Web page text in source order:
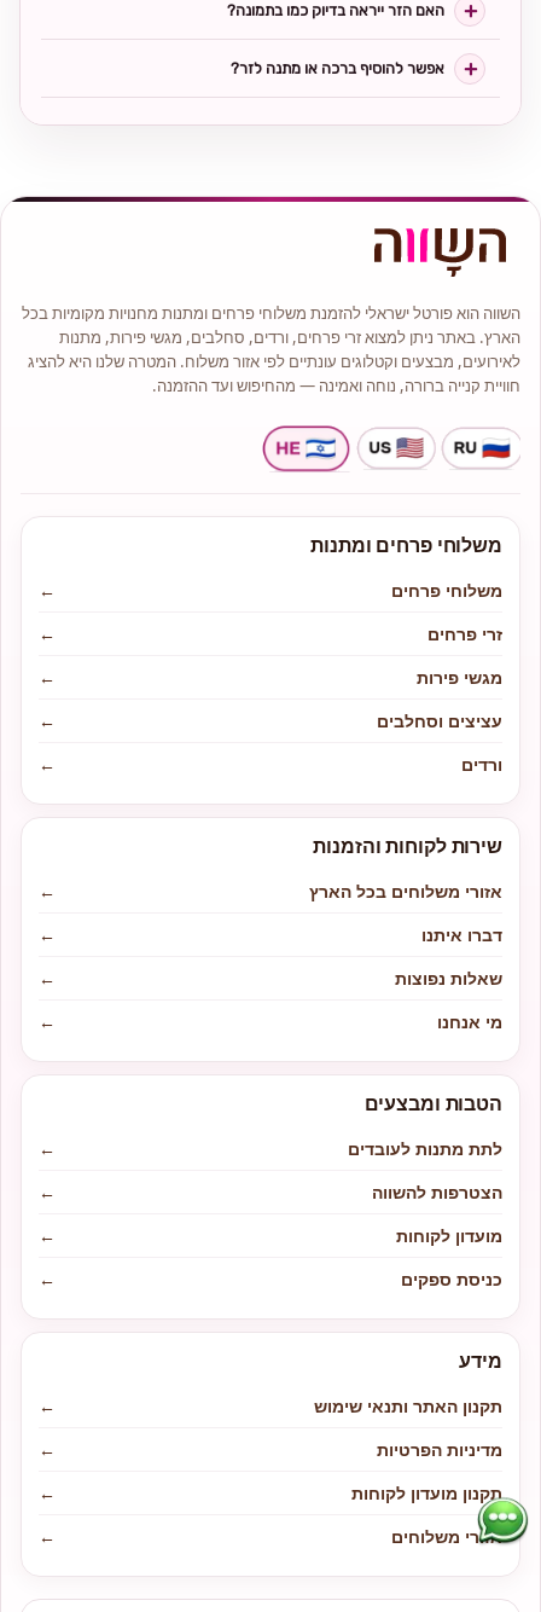
האם הזר ייראה בדיוק כמו בתמונה?
אפשר להוסיף ברכה או מתנה לזר?
השווה הוא פורטל ישראלי להזמנת משלוחי פרחים ומתנות מחנויות מקומיות בכל
הארץ. באתר ניתן למצוא זרי פרחים, ורדים, סחלבים, מגשי פירות, מתנות
לאירועים, מבצעים וקטלוגים עונתיים לפי אזור משלוח. המטרה שלנו היא להציג
חוויית קנייה ברורה, נוחה ואמינה — מהחיפוש ועד ההזמנה.
משלוחי פרחים ומתנות
משלוחי פרחים
←
זרי פרחים
←
מגשי פירות
←
עציצים וסחלבים
←
ורדים
←
שירות לקוחות והזמנות
אזורי משלוחים בכל הארץ
←
דברו איתנו
←
שאלות נפוצות
←
מי אנחנו
←
הטבות ומבצעים
לתת מתנות לעובדים
←
הצטרפות להשווה
←
מועדון לקוחות
←
כניסת ספקים
←
מידע
תקנון האתר ותנאי שימוש
←
מדיניות הפרטיות
←
תקנון מועדון לקוחות
←
אזורי משלוחים
←